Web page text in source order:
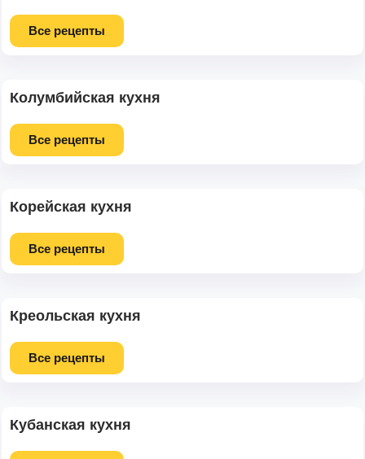
Все рецепты
Колумбийская кухня
Все рецепты
Корейская кухня
Все рецепты
Креольская кухня
Все рецепты
Кубанская кухня